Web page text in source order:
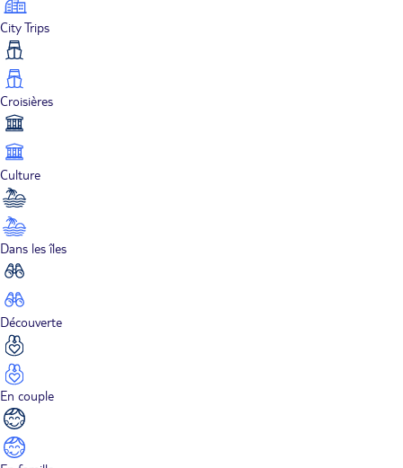
City Trips
Croisières
Culture
Dans les îles
Découverte
En couple